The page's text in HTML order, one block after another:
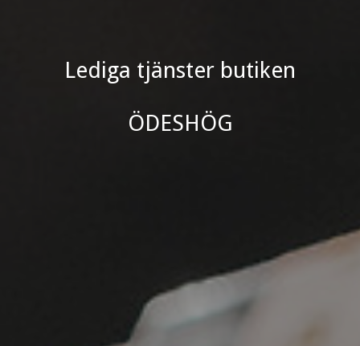
Lediga tjänster butiken
ÖDESHÖG
Lediga tjänster butiken
ÖDESHÖG